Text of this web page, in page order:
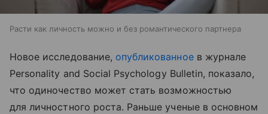
Расти как личность можно и без романтического партнера
Новое исследование, опубликованноев журнале
Personality and Social Psychology Bulletin, показало,
что одиночество может стать возможностью
для личностного роста. Раньше ученые в основном